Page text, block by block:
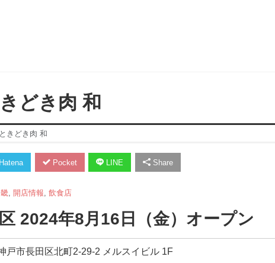
どき肉 和
きどき肉 和
Hatena Pocket LINE Share
, 開店情報 飲食店
2024年8月16日（金）オープン
戸市長田区北町2-29-2 メルスイビル 1F